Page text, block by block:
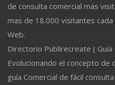
de consulta comercial más
mas de 18.000 visitantes
Web.
Directorio Publirecreate ( Guía
Evolucionando el concepto de
guía Comercial de fácil